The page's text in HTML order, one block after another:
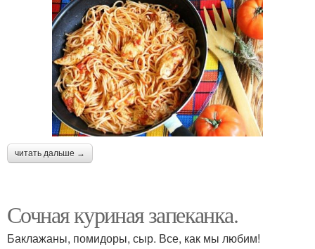
читать дальше →
Сочная куриная запеканка.
Баклажаны, помидоры, сыр. Все, как мы любим!